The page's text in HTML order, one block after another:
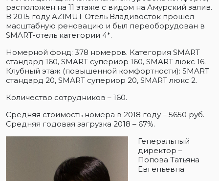
расположен на 11 этаже с видом на Амурский залив.
В 2015 году AZIMUT Отель Владивосток прошел
масштабную реновацию и был переоборудован в
SMART-отель категории 4*.
Номерной фонд: 378 номеров. Категория SMART
стандард 160, SMART супериор 160, SMART люкс 16.
Клубный этаж (повышенной комфортности): SMART
стандард 20, SMART супериор 20, SMART люкс 2.
Количество сотрудников – 160.
Средняя стоимость номера в 2018 году – 5650 руб.
Средняя годовая загрузка 2018 – 67%.
Генеральный
директор –
Попова Татьяна
Евгеньевна